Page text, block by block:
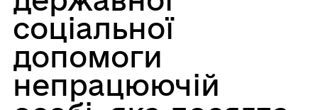
соціальної
допомоги
непрацюючій